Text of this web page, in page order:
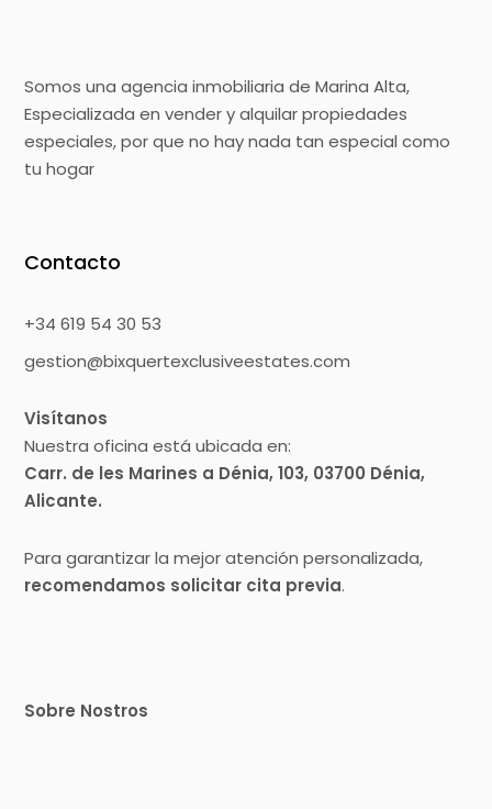
Somos una agencia inmobiliaria de Marina Alta,
Especializada en vender y alquilar propiedades
especiales, por que no hay nada tan especial como
tu hogar
Contacto
+34 619 54 30 53
gestion@bixquertexclusiveestates.com
Visítanos
Nuestra oficina está ubicada en:
Carr. de les Marines a Dénia, 103, 03700 Dénia,
Alicante.
Para garantizar la mejor atención personalizada,
recomendamos solicitar cita previa.
Sobre Nostros